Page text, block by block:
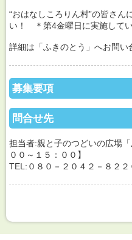
“おはなしころりん村”の皆さん
い！ ＊第4金曜日に実施してい
詳細は「ふきのとう」へお問い
募集要項
問合せ先
担当者:親と子のつどいの広場
００～１５：００】
TEL:０８０－２０４２－８２２